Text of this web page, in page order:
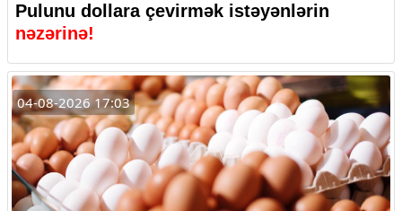
Pulunu dollara çevirmək istəyənlərin
nəzərinə!
04-08-2026 17:03